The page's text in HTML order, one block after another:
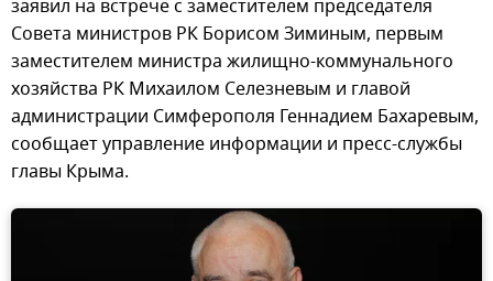
заявил на встрече с заместителем председателя
Совета министров РК Борисом Зиминым, первым
заместителем министра жилищно-коммунального
хозяйства РК Михаилом Селезневым и главой
администрации Симферополя Геннадием Бахаревым,
сообщает управление информации и пресс-службы
главы Крыма.